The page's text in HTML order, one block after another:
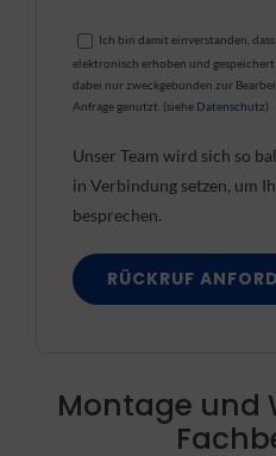
Ich bin damit einverstanden,
elektronisch erhoben und
dabei nur zweckgebunden zur
Anfrage genutzt. (siehe Datenschutz)
Unser Team wird sich so
in Verbindung setzen, um
besprechen.
Montage und